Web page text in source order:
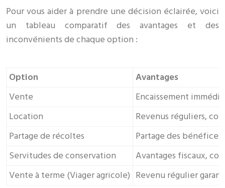
Pour vous aider à prendre une décision éclairée, voici
un tableau comparatif des avantages et des
inconvénients de chaque option :
Option
Avantages
Vente
Encaissement
Location
Revenus réguliers,
Partage de récoltes
Partage des
Servitudes de conservation
Avantages fiscaux,
Vente à terme (Viager agricole) Revenu régulier